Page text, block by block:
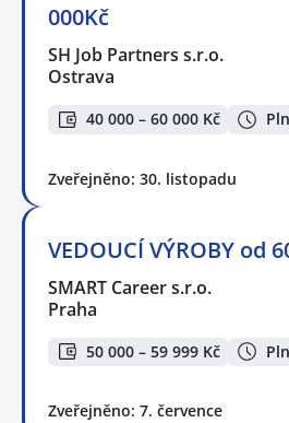
000Kč
SH Job Partners s.r.o.
Ostrava
40 000 – 60 000 Kč
Zveřejněno: 30. listopadu
VEDOUCÍ VÝROBY od
SMART Career s.r.o.
Praha
50 000 – 59 999 Kč
Zveřejněno: 7. července